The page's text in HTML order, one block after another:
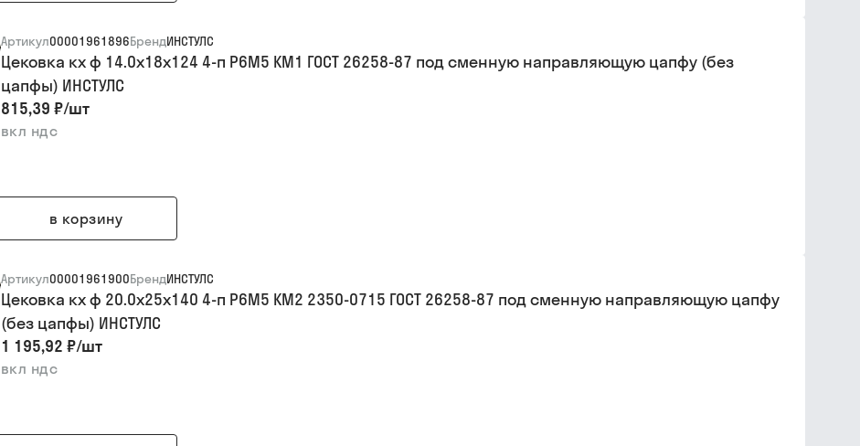
Артикул00001961896БрендИНСТУЛС
Цековка кх ф 14.0х18х124 4-п Р6М5 КМ1 ГОСТ 26258-87 под сменную направляющую цапфу (без
цапфы) ИНСТУЛС
815,39 ₽/шт
вкл ндс
в корзину
Артикул00001961900БрендИНСТУЛС
Цековка кх ф 20.0х25х140 4-п Р6М5 КМ2 2350-0715 ГОСТ 26258-87 под сменную направляющую цапфу
(без цапфы) ИНСТУЛС
1 195,92 ₽/шт
вкл ндс